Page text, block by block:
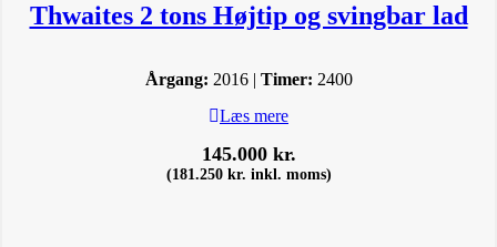
Thwaites 2 tons Højtip og svingbar lad
Årgang: 2016 | Timer: 2400
Læs mere
145.000 kr.
(181.250 kr. inkl. moms)